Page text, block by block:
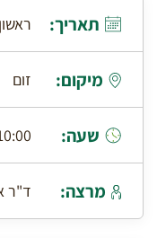
תאריך: ראשון, 09.06.2024, ג'
מיקום: זום
שעה: - 11:45
מרצה: ד"ר